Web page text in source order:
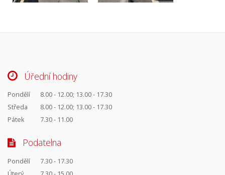
Úřední hodiny
Pondělí
8.00 - 12.00; 13.00 - 17.30
Středa
8.00 - 12.00; 13.00 - 17.30
Pátek
7.30 - 11.00
Podatelna
Pondělí
7.30 - 17.30